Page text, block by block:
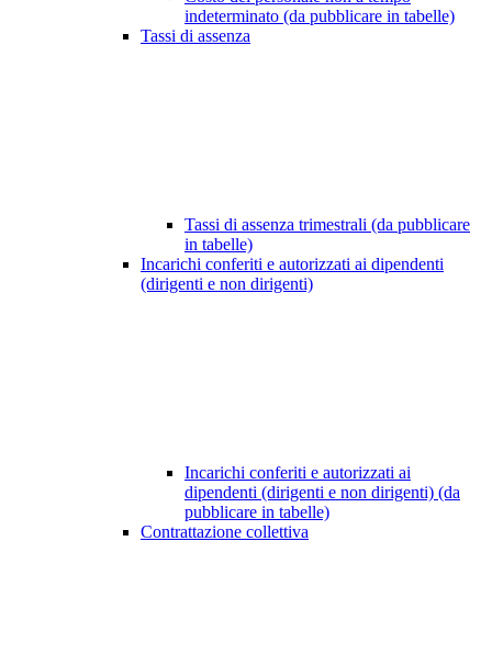
indeterminato (da pubblicare in tabelle)
Tassi di assenza
Tassi di assenza trimestrali (da pubblicare
in tabelle)
Incarichi conferiti e autorizzati ai dipendenti
(dirigenti e non dirigenti)
Incarichi conferiti e autorizzati ai
dipendenti (dirigenti e non dirigenti) (da
pubblicare in tabelle)
Contrattazione collettiva